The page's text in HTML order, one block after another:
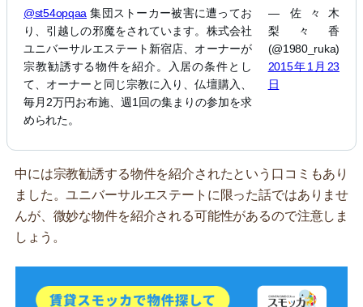
@st54opqaa 集団ストーカー被害に遭ってお
り、引越しの邪魔をされています。株式会社
ユニバーサルエステート新宿店、オーナーが
宗教勧誘する物件を紹介。入居の条件とし
て、オーナーと同じ宗教に入り、仏壇購入、
毎月2万円お布施、週1回の集まりの参加を求
められた。
— 佐々木
梨々香
(@1980_ruka)
2015年1月23
日
中には宗教勧誘する物件を紹介されたという口コミもあり
ました。ユニバーサルエステートに限った話ではありませ
んが、微妙な物件を紹介される可能性があるので注意しま
しょう。